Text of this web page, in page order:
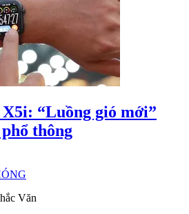
“Luồng gió mới”
thông
Văn